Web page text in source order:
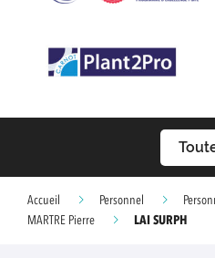
Accueil Personnel
MARTRE Pierre
LAI SURPH